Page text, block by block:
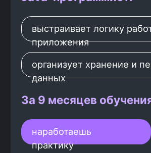
полностью практический:
После каждого модуля
выполняешь домашние задания с
кодингом и отдаёшь результат
ментору на ревью. Мы специально
подобрали задачи, которые
портфолио.